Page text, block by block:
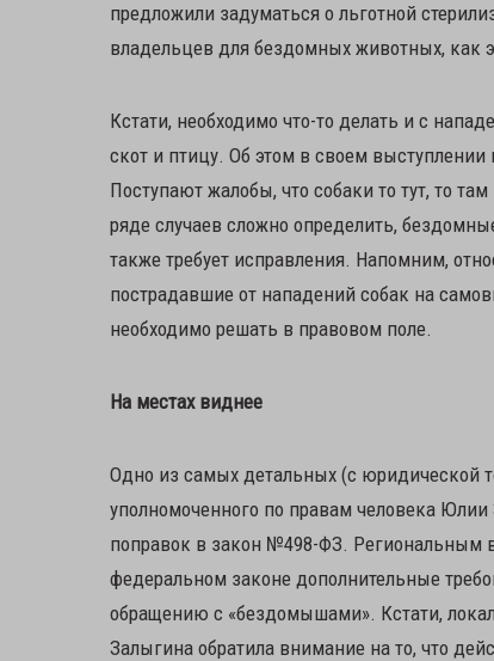
предложили задуматься о льготной
владельцев для бездомных животных, как
Кстати, необходимо что-то делать и с
скот и птицу. Об этом в своем выступлении
Поступают жалобы, что собаки то тут, то
ряде случаев сложно определить,
также требует исправления. Напомним,
пострадавшие от нападений собак на
необходимо решать в правовом поле.
На местах виднее
Одно из самых детальных (с юридической
уполномоченного по правам человека
поправок в закон №498-ФЗ. Региональным
федеральном законе дополнительные
обращению с «бездомышами». Кстати,
Залыгина обратила внимание на то, что